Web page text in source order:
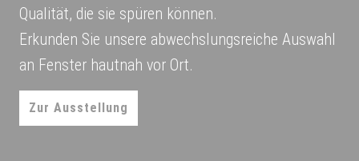
Qualität, die sie spüren können.
Erkunden Sie unsere abwechslungsreiche Auswahl
an Fenster hautnah vor Ort.
Zur Ausstellung